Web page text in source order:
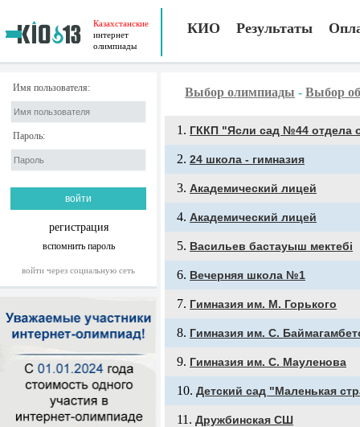
Казахстанские
интернет
олимпиады
КИО Результаты
Имя пользователя:
Пароль:
регистрация
вспомнить пароль
войти через социальную сеть
Выбор олимпиады - Выбор
ГККП "Ясли сад №44 отдела
24 школа - гимназия
Академический лицей
Академический лицей
Васильев бастауыш мектебі
Вечерняя школа №1
Гимназия им. М. Горького
Гимназия им. С.
Гимназия им. С. Мауленова
Детский сад "Маленькая
Дружбинская СШ